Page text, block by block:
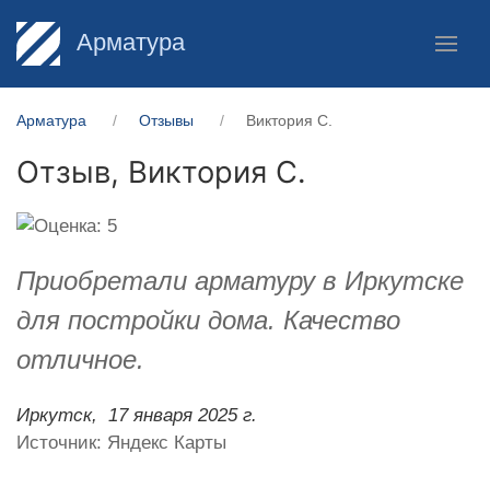
Арматура
Арматура Отзывы Виктория С.
Отзыв, Виктория С.
Приобретали арматуру в Иркутске
для постройки дома. Качество
отличное.
Иркутск,
17 января 2025 г.
Источник: Яндекс Карты